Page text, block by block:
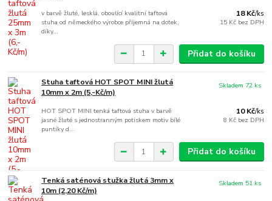
v barvě žluté, lesklá, oboulící kvalitní taftová
stuha od německého výrobce příjemná na dotek,
díky...
18 Kč/ks
15 Kč bez DPH
Přidat do košíku
Stuha taftová HOT SPOT MINI žlutá
10mm x 2m (5,-Kč/m)
HOT SPOT MINI tenká taftová stuha v barvě
jasné žluté s jednostranným potiskem motiv bílé
puntíky d...
10 Kč/ks
8 Kč bez DPH
Skladem 72 ks
Přidat do košíku
Tenká saténová stužka žlutá 3mm x
10m (2,20 Kč/m)
Skladem 51 ks